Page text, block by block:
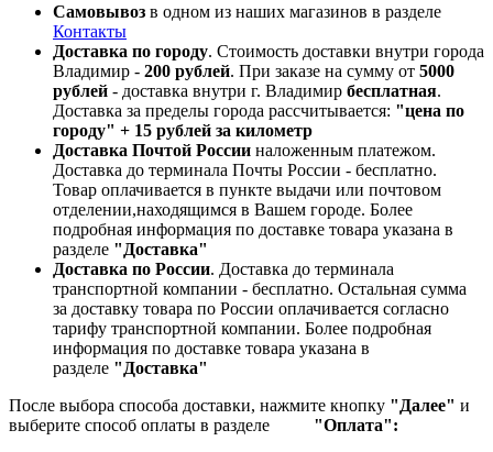
Самовывоз в одном из наших магазинов в разделе
Контакты
Доставка по городу. Стоимость доставки внутри города
Владимир - 200 рублей. При заказе на сумму от 5000
рублей - доставка внутри г. Владимир бесплатная.
Доставка за пределы города рассчитывается: "цена по
городу" + 15 рублей за километр
Доставка Почтой России наложенным платежом.
Доставка до терминала Почты России - бесплатно.
Товар оплачивается в пункте выдачи или почтовом
отделении,находящимся в Вашем городе. Более
подробная информация по доставке товара указана в
разделе "Доставка"
Доставка по России. Доставка до терминала
транспортной компании - бесплатно. Остальная сумма
за доставку товара по России оплачивается согласно
тарифу транспортной компании. Более подробная
информация по доставке товара указана в
разделе "Доставка"
После выбора способа доставки, нажмите кнопку "Далее" и
выберите способ оплаты в разделе "Оплата":